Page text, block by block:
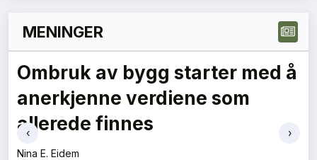
MENINGER
Ombruk av bygg starter med å
anerkjenne verdiene som
allerede finnes
Nina E. Eidem
‹ ›